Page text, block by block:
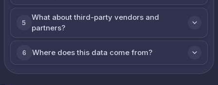
5
What about third-party vendors and
partners?
6 Where does this data come from?